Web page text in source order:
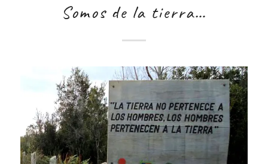
Somos de la tierra…